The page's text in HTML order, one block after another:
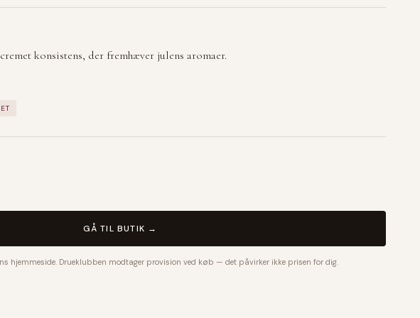
konsistens, der fremhæver julens aromaer.
GÅ TIL BUTIK →
hjemmeside. Drueklubben modtager provision ved køb — det påvirker ikke prisen for dig.